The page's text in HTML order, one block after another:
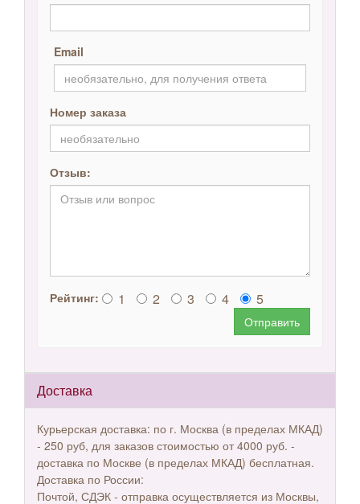
Email
Номер заказа
Отзыв:
Рейтинг: 1 2 3 4 5
Отправить
Доставка
Курьерская доставка: по г. Москва (в пределах МКАД)
- 250 руб, для заказов стоимостью от 4000 руб. -
доставка по Москве (в пределах МКАД) бесплатная.
Доставка по России:
Почтой, СДЭК - отправка осуществляется из Москвы,